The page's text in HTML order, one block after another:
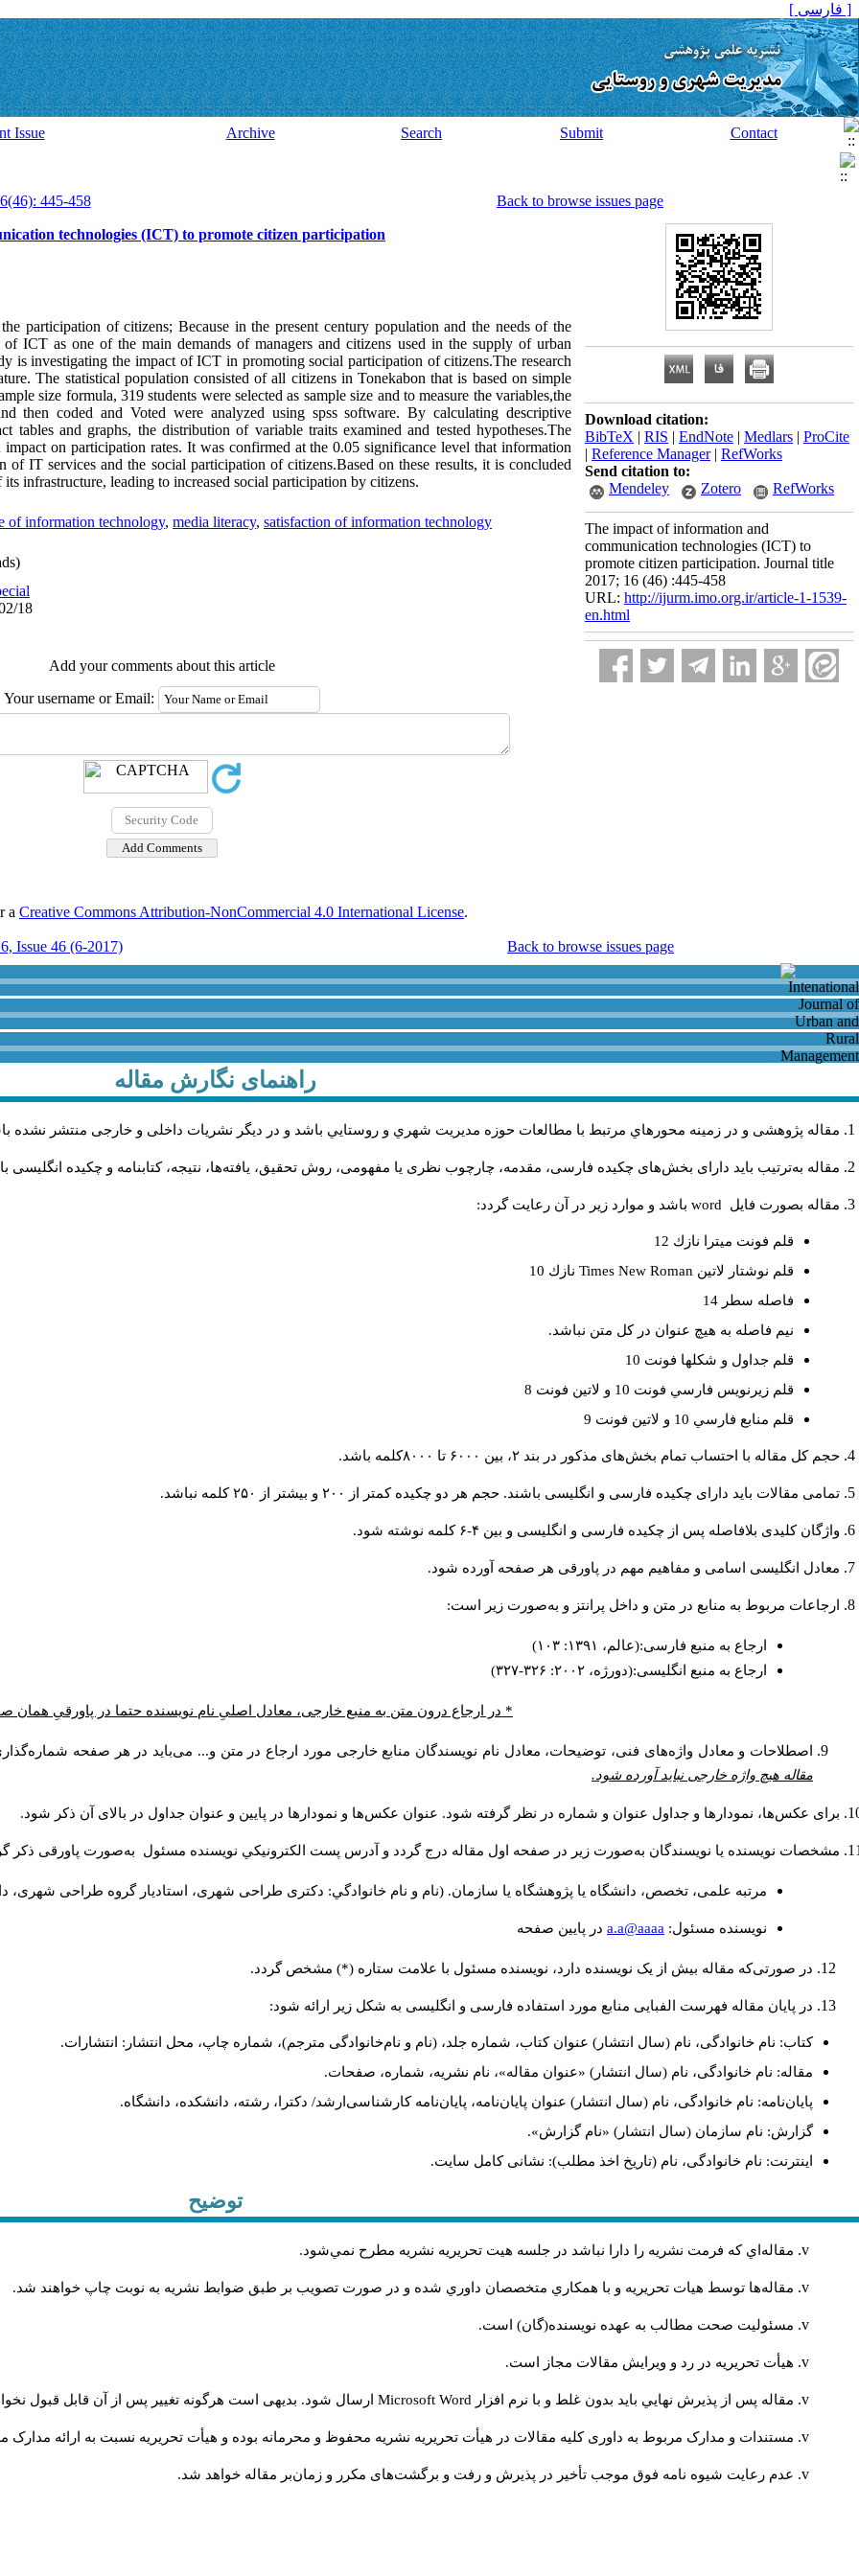
[ فارسی ]
Issue Archive Search Submit Contact
445-458
Back to browse issues page
technologies (ICT) to promote citizen participation
participation of citizens; Because in the present century population and the needs of the
of ICT as one of the main demands of managers and citizens used in the supply of urban
is investigating the impact of ICT in promoting social participation of citizens.The research
The statistical population consisted of all citizens in Tonekabon that is based on simple
size formula, 319 students were selected as sample size and to measure the variables,the
then coded and Voted were analyzed using spss software. By calculating descriptive
tables and graphs, the distribution of variable traits examined and tested hypotheses.The
impact on participation rates. It was confirmed at the 0.05 significance level that information
of IT services and the social participation of citizens.Based on these results, it is concluded
infrastructure, leading to increased social participation by citizens.
of information technology, media literacy, satisfaction of information technology
18
Add your comments about this article
Your username or Email:
Download citation:
BibTeX | RIS | EndNote | Medlars | ProCite
| Reference Manager| RefWorks
Send citation to:
Mendeley
Zotero RefWorks
The impact of information and
communication technologies (ICT) to
promote citizen participation. Journal title
2017; 16 (46) :445-458
URL: http://ijurm.imo.org.ir/article-1-1539-
en.html
a Creative Commons Attribution-NonCommercial 4.0 International License.
Issue 46 (6-2017) Back to browse issues page
راهنمای نگارش مقاله
مقاله پژوهشی و در زمینه محورهاي مرتبط با مطالعات حوزه مديريت شهري و روستايي باشد و در دیگر نشریات داخلی و خارجی منتشر نشده
مقاله به‌ترتیب باید دارای بخش‌های چکیده فارسی، مقدمه، چارچوب نظری یا مفهومی، روش تحقیق، یافته‌ها، نتیجه، کتابنامه و چکیده انگلیسی
مقاله بصورت فايل word باشد و موارد زير در آن رعايت گردد:
قلم فونت ميترا نازك 12
قلم نوشتار لاتين Times New Roman نازك 10
فاصله سطر 14
نيم فاصله به هيچ عنوان در كل متن نباشد.
قلم جداول و شكلها فونت 10
قلم زيرنويس فارسي فونت 10 و لاتين فونت 8
قلم منابع فارسي 10 و لاتين فونت 9
حجم کل مقاله با احتساب تمام بخش‌های مذکور در بند ۲، بین ۶۰۰۰ تا ۸۰۰۰کلمه باشد.
تمامی مقالات باید دارای چکیده فارسی و انگلیسی باشند. حجم هر دو چکیده کمتر از ۲۰۰ و بیشتر از ۲۵۰ کلمه نباشد.
واژگان کلیدی بلافاصله پس از چکیده فارسی و انگلیسی و بین ۴-۶ کلمه نوشته شود.
معادل انگلیسی اسامی و مفاهیم مهم در پاورقی هر صفحه آورده شود.
ارجاعات مربوط به منابع در متن و داخل پرانتز و به‌صورت زیر است:
ارجاع به منبع فارسی:(عالم، ۱۳۹۱: ۱۰۳)
ارجاع به منبع انگلیسی:(دورژه، ۲۰۰۲: ۳۲۶-۳۲۷)
* در ارجاع درون متن به منبع خارجی، معادل اصلیِ نام نویسنده حتما در پاورقیِ همان
اصطلاحات و معادل واژه‌های فنی، توضیحات، معادل نام نویسندگان منابع خارجی مورد ارجاع در متن و... می‌باید در هر صفحه
مقاله هیچ واژه خارجی نباید آورده شود.
برای عکس‌ها، نمودارها و جداول عنوان و شماره در نظر گرفته شود. عنوان عکس‌ها و نمودارها در پایین و عنوان جداول در بالای آن ذکر شود.
مشخصات نویسنده یا نویسندگان به‌صورت زیر در صفحه اول مقاله درج گردد و آدرس پست الكترونيكي نويسنده مسئول به‌صورت پاورقی ذکر
مرتبه علمی، تخصص، دانشگاه یا پژوهشگاه یا سازمان. (نام و نام خانوادگي: دکتری طراحی شهری، استادیار گروه طراحی شهری،
نويسنده مسئول: a.a@aaaa در پايين صفحه
در صورتی‌که مقاله بیش از یک نویسنده دارد، نویسنده مسئول با علامت ستاره (*) مشخص گردد.
در پایان مقاله فهرست الفبایی منابع مورد استفاده فارسی و انگلیسی به شکل زیر ارائه شود:
کتاب: نام خانوادگی، نام (سال انتشار) عنوان کتاب، شماره جلد، (نام و نام‌خانوادگی مترجم)، شماره چاپ، محل انتشار: انتشارات.
مقاله: نام خانوادگی، نام (سال انتشار) «عنوان مقاله»، نام نشریه، شماره، صفحات.
پایان‌نامه: نام خانوادگی، نام (سال انتشار) عنوان پایان‌نامه، پایان‌نامه کارشناسی‌ارشد/ دکترا، رشته، دانشکده، دانشگاه.
گزارش: نام سازمان (سال انتشار) «نام گزارش».
اینترنت: نام خانوادگی، نام (تاریخ اخذ مطلب): نشانی کامل سایت.
توضیح
مقاله‌اي كه فرمت نشريه را دارا نباشد در جلسه هيت تحريريه نشريه مطرح نمي‌شود.
مقاله‌ها توسط هیات تحريريه و با همکاري متخصصان داوري شده و در صورت تصويب بر طبق ضوابط نشريه به نوبت چاپ خواهند شد.
مسئوليت صحت مطالب به عهده نويسنده(گان) است.
هيأت تحريريه در رد و ويرايش مقالات مجاز است.
مقاله پس از پذيرش نهايي باید بدون غلط و با نرم افزار Microsoft Word ارسال شود. بدیهی است هرگونه تغییر پس از آن قابل قبول
مستندات و مدارک مربوط به داوری کلیه مقالات در هیأت تحریریه نشریه محفوظ و محرمانه بوده و هیأت تحریریه نسبت به ارائه مدارک
عدم رعایت شیوه نامه فوق موجب تأخیر در پذیرش و رفت و برگشت‌‌های مکرر و زمان‌بر مقاله خواهد شد.